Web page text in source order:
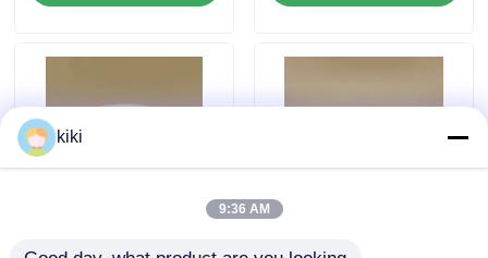
Heim
Über uns
kiki
9:36 AM